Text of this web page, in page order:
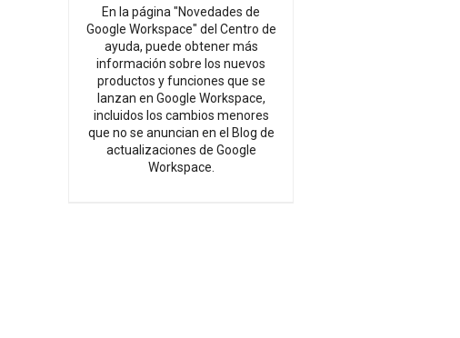
En la página "Novedades de
Google Workspace" del Centro de
ayuda, puede obtener más
información sobre los nuevos
productos y funciones que se
lanzan en Google Workspace,
incluidos los cambios menores
que no se anuncian en el Blog de
actualizaciones de Google
Workspace.